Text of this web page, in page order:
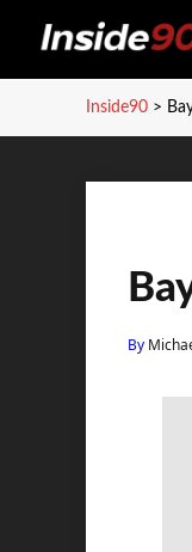
Inside90 >
By